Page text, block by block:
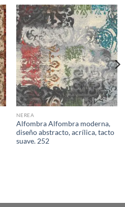
NEREA
Alfombra Alfombra moderna,
diseño abstracto, acrílica, tacto
suave. 252